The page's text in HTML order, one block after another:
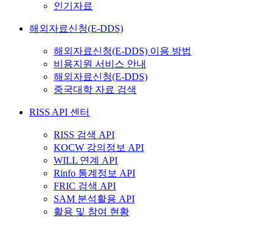
인기자료
해외자료신청(E-DDS)
해외자료신청(E-DDS) 이용 방법
비용지원 서비스 안내
해외자료신청(E-DDS)
중국대학 자료 검색
RISS API 센터
RISS 검색 API
KOCW 강의정보 API
WILL 연계 API
Rinfo 통계정보 API
FRIC 검색 API
SAM 분석활용 API
활용 및 참여 현황